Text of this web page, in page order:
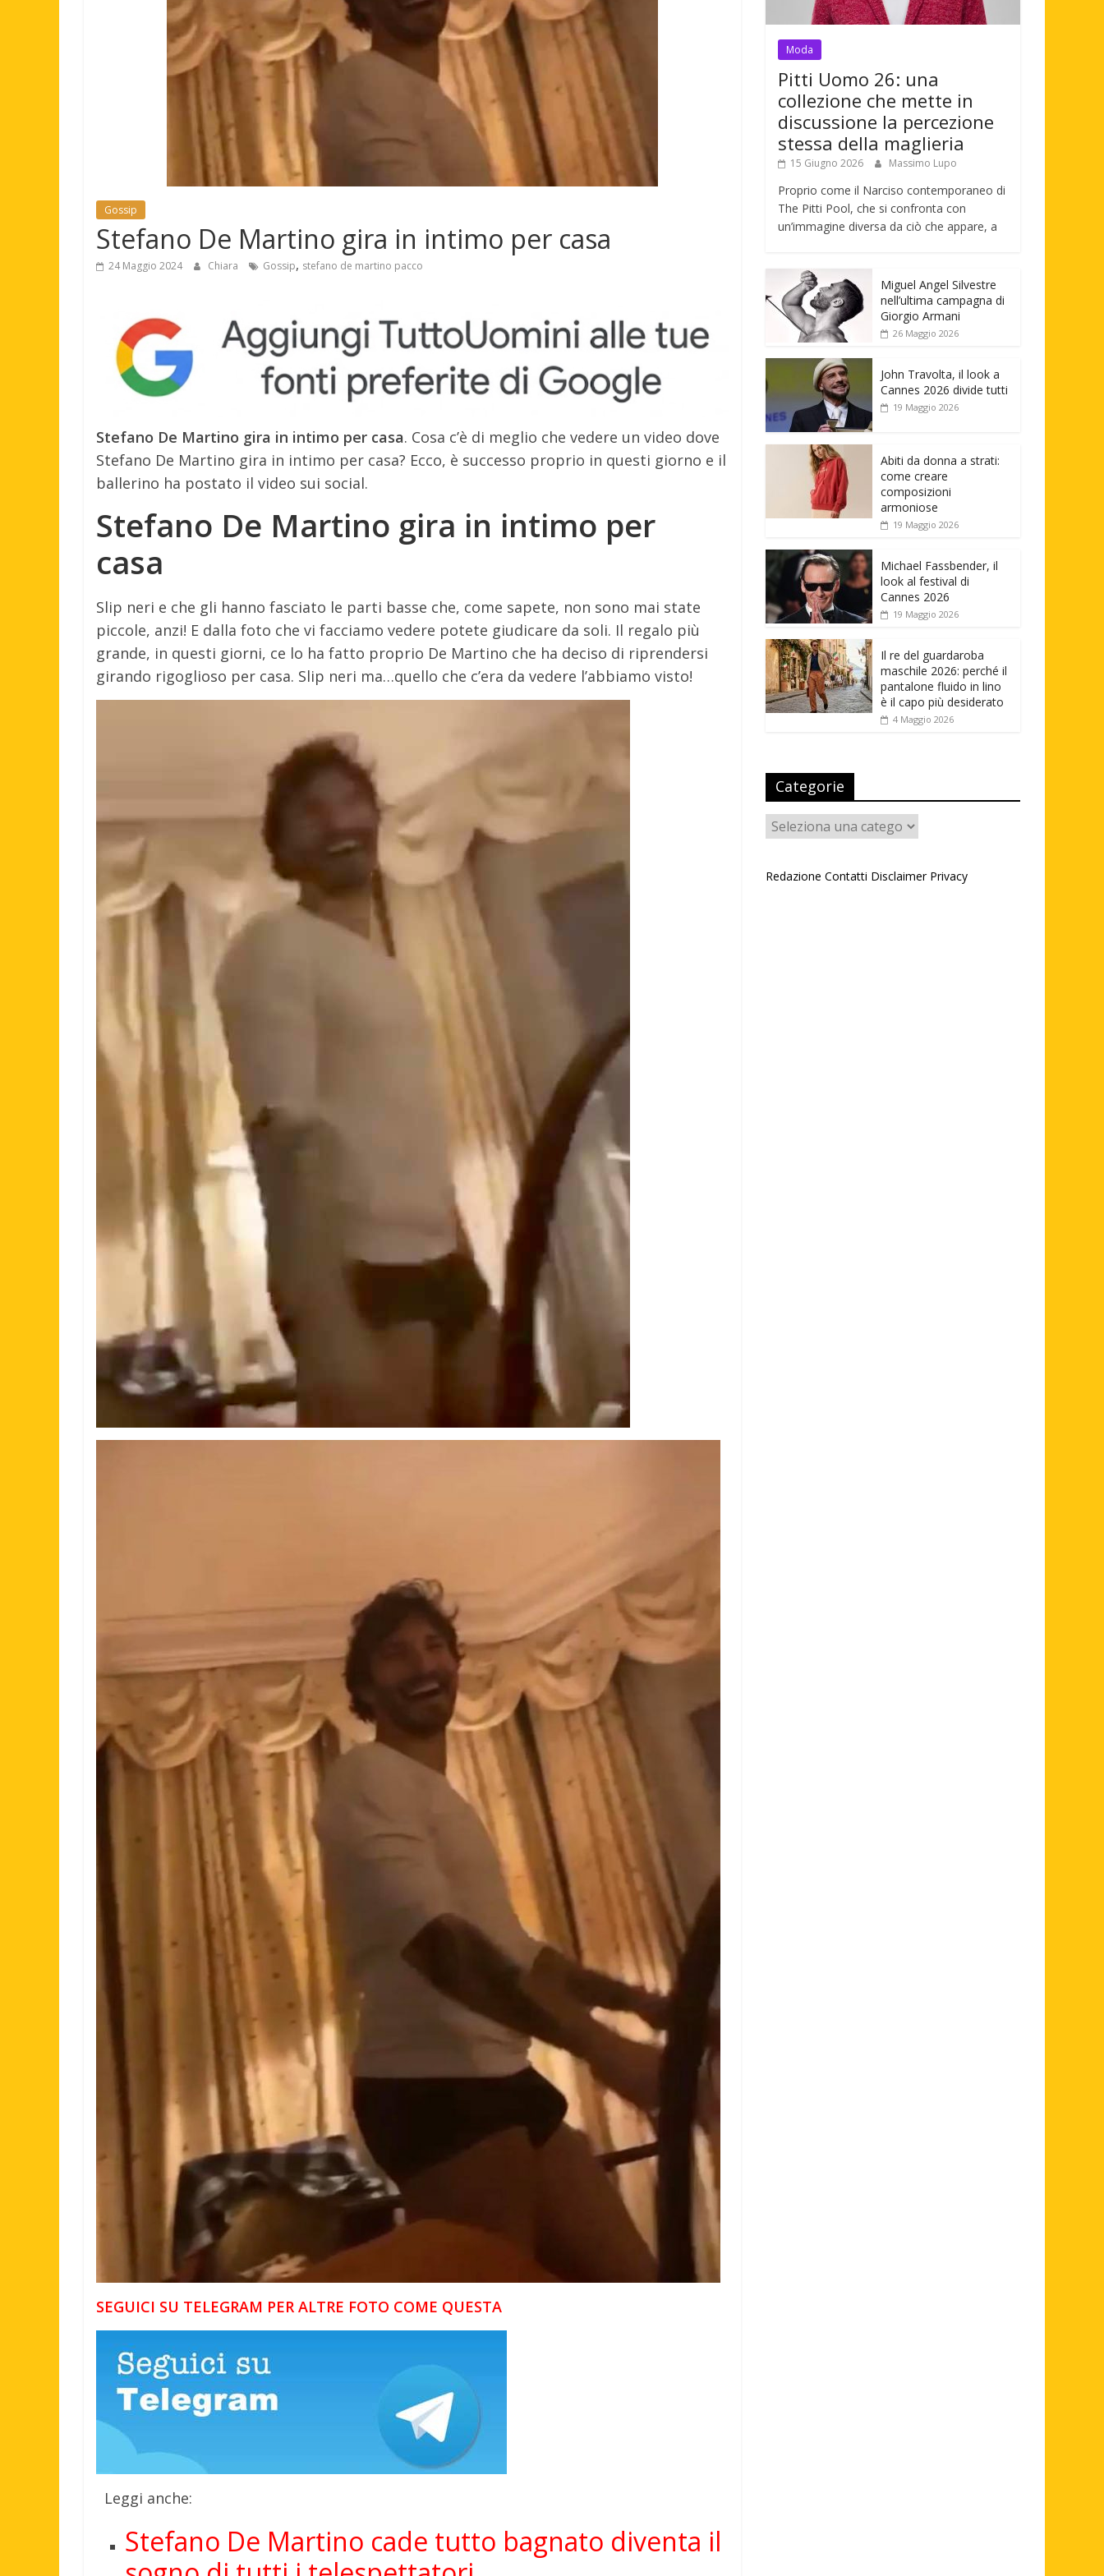
Gossip
Stefano De Martino gira in intimo per casa
24 Maggio 2024 Chiara Gossip, stefano de martino pacco
Stefano De Martino gira in intimo per casa. Cosa c’è di meglio che vedere un video dove
Stefano De Martino gira in intimo per casa? Ecco, è successo proprio in questi giorno e il
ballerino ha postato il video sui social.
Stefano De Martino gira in intimo per
casa
Slip neri e che gli hanno fasciato le parti basse che, come sapete, non sono mai state
piccole, anzi! E dalla foto che vi facciamo vedere potete giudicare da soli. Il regalo più
grande, in questi giorni, ce lo ha fatto proprio De Martino che ha deciso di riprendersi
girando rigoglioso per casa. Slip neri ma…quello che c’era da vedere l’abbiamo visto!
SEGUICI SU TELEGRAM PER ALTRE FOTO COME QUESTA
Leggi anche:
Stefano De Martino cade tutto bagnato diventa il
Moda
Pitti Uomo 26: una
collezione che mette in
discussione la percezione
stessa della maglieria
15 Giugno 2026 Massimo Lupo
Proprio come il Narciso contemporaneo di
The Pitti Pool, che si confronta con
un’immagine diversa da ciò che appare, a
Miguel Angel Silvestre
nell’ultima campagna di
Giorgio Armani
26 Maggio 2026
John Travolta, il look a
Cannes 2026 divide tutti
19 Maggio 2026
Abiti da donna a strati:
come creare
composizioni
armoniose
19 Maggio 2026
Michael Fassbender, il
look al festival di
Cannes 2026
19 Maggio 2026
Il re del guardaroba
maschile 2026: perché il
pantalone fluido in lino
è il capo più desiderato
4 Maggio 2026
Categorie
Categorie
Redazione Contatti Disclaimer Privacy